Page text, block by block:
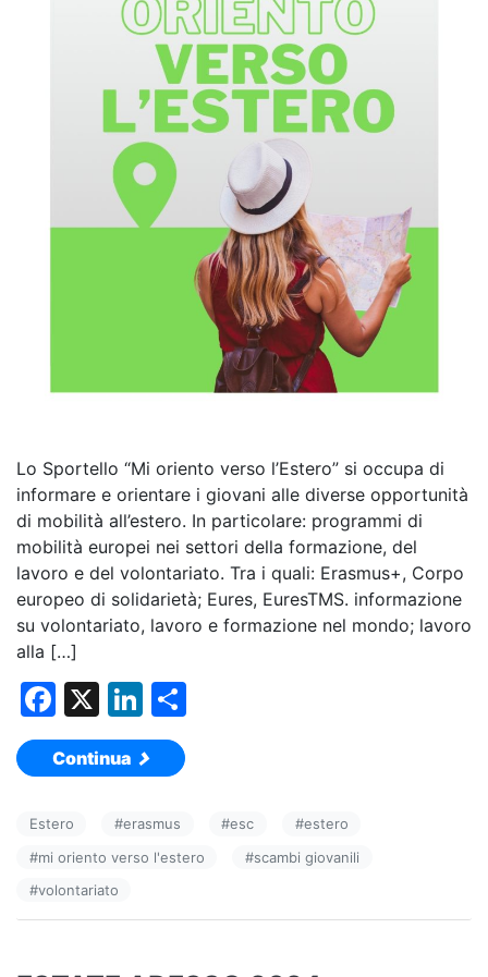
Lo Sportello “Mi oriento verso l’Estero” si occupa di
informare e orientare i giovani alle diverse opportunità
di mobilità all’estero. In particolare: programmi di
mobilità europei nei settori della formazione, del
lavoro e del volontariato. Tra i quali: Erasmus+, Corpo
europeo di solidarietà; Eures, EuresTMS. informazione
su volontariato, lavoro e formazione nel mondo; lavoro
alla […]
F
a
c
b
o
o
X
Li
n
k
dI
n di
Continua
Estero #erasmus #esc #estero
#mi oriento verso l'estero #scambi giovanili
#volontariato